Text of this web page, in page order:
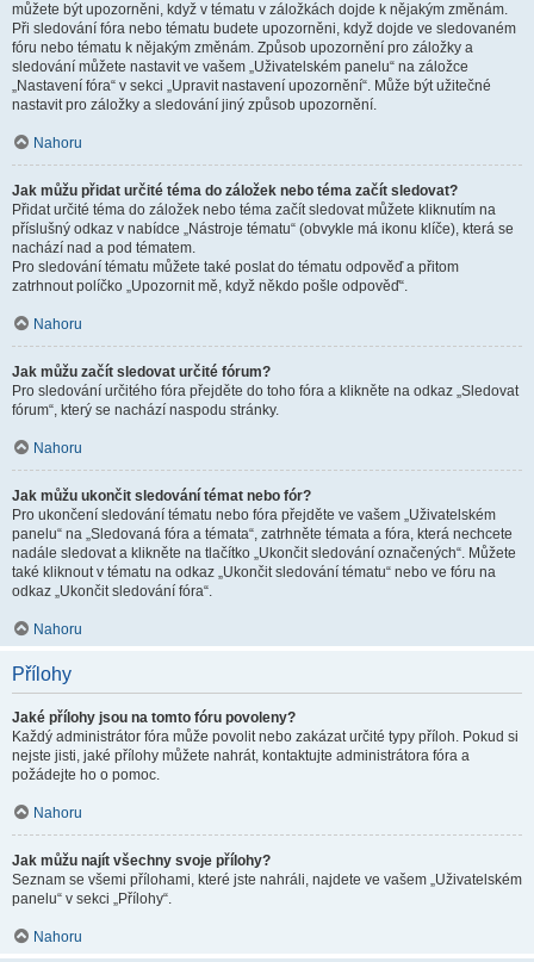
můžete být upozorněni, když v tématu v záložkách dojde k nějakým změnám.
Při sledování fóra nebo tématu budete upozorněni, když dojde ve sledovaném
fóru nebo tématu k nějakým změnám. Způsob upozornění pro záložky a
sledování můžete nastavit ve vašem „Uživatelském panelu“ na záložce
„Nastavení fóra“ v sekci „Upravit nastavení upozornění“. Může být užitečné
nastavit pro záložky a sledování jiný způsob upozornění.
Nahoru
Jak můžu přidat určité téma do záložek nebo téma začít sledovat?
Přidat určité téma do záložek nebo téma začít sledovat můžete kliknutím na
příslušný odkaz v nabídce „Nástroje tématu“ (obvykle má ikonu klíče), která se
nachází nad a pod tématem.
Pro sledování tématu můžete také poslat do tématu odpověď a přitom
zatrhnout políčko „Upozornit mě, když někdo pošle odpověď“.
Nahoru
Jak můžu začít sledovat určité fórum?
Pro sledování určitého fóra přejděte do toho fóra a klikněte na odkaz „Sledovat
fórum“, který se nachází naspodu stránky.
Nahoru
Jak můžu ukončit sledování témat nebo fór?
Pro ukončení sledování tématu nebo fóra přejděte ve vašem „Uživatelském
panelu“ na „Sledovaná fóra a témata“, zatrhněte témata a fóra, která nechcete
nadále sledovat a klikněte na tlačítko „Ukončit sledování označených“. Můžete
také kliknout v tématu na odkaz „Ukončit sledování tématu“ nebo ve fóru na
odkaz „Ukončit sledování fóra“.
Nahoru
Přílohy
Jaké přílohy jsou na tomto fóru povoleny?
Každý administrátor fóra může povolit nebo zakázat určité typy příloh. Pokud si
nejste jisti, jaké přílohy můžete nahrát, kontaktujte administrátora fóra a
požádejte ho o pomoc.
Nahoru
Jak můžu najít všechny svoje přílohy?
Seznam se všemi přílohami, které jste nahráli, najdete ve vašem „Uživatelském
panelu“ v sekci „Přílohy“.
Nahoru